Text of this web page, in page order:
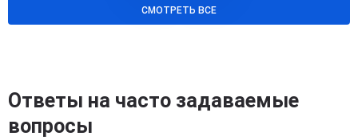
СМОТРЕТЬ ВСЕ
Ответы на часто задаваемые
вопросы